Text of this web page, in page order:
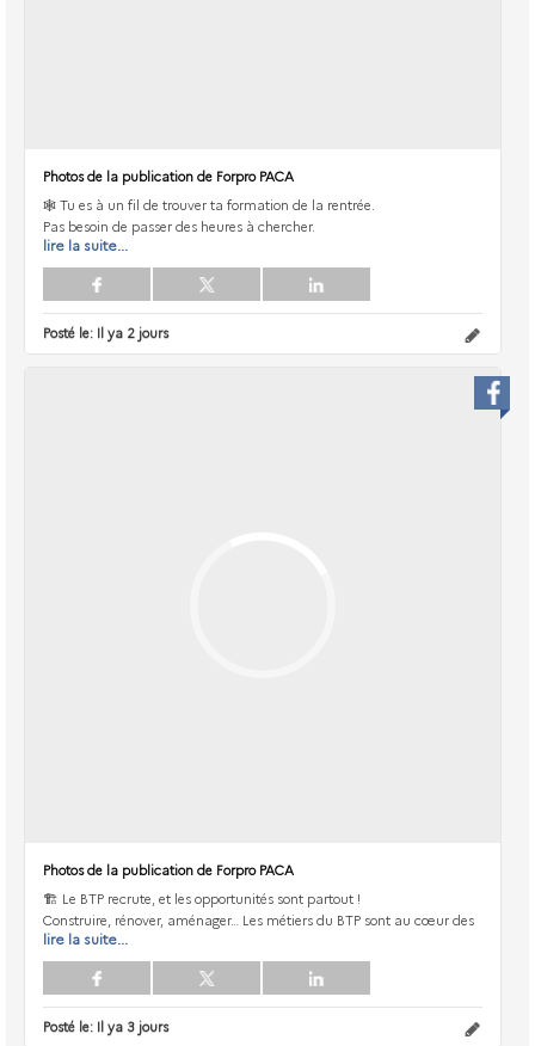
Photos de la publication de Forpro PACA
🕸️ Tu es à un fil de trouver ta formation de la rentrée.
Pas besoin de passer des heures à chercher.
lire la suite...
Posté le: Il ya 2 jours
Photos de la publication de Forpro PACA
🏗 Le BTP recrute, et les opportunités sont partout !
Construire, rénover, aménager… Les métiers du BTP sont au cœur des
lire la suite...
Posté le: Il ya 3 jours